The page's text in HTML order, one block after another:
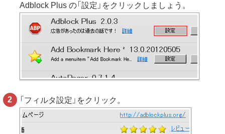
Adblock Plus の「設定」をクリックしましょう。
「フィルタ設定」をクリック。